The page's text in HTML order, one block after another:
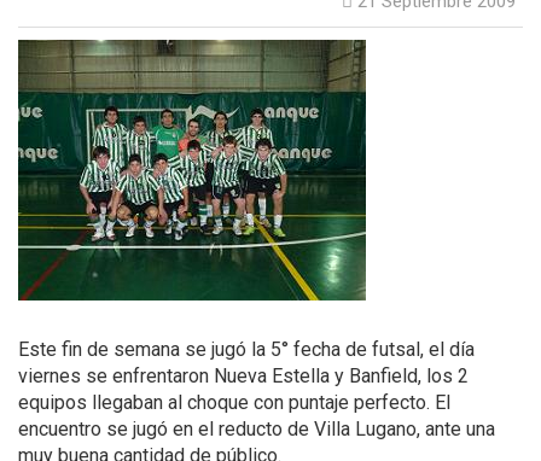
Este fin de semana se jugó la 5° fecha de futsal, el día
viernes se enfrentaron Nueva Estella y Banfield, los 2
equipos llegaban al choque con puntaje perfecto. El
encuentro se jugó en el reducto de Villa Lugano, ante una
muy buena cantidad de público.